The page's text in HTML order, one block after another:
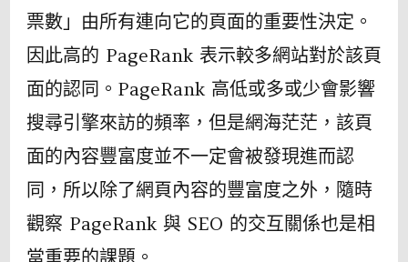
票數」由所有連向它的頁面的重要性決定。
因此高的 PageRank 表示較多網站對於該頁
面的認同。PageRank 高低或多或少會影響
搜尋引擎來訪的頻率，但是網海茫茫，該頁
面的內容豐富度並不一定會被發現進而認
同，所以除了網頁內容的豐富度之外，隨時
觀察 PageRank 與 SEO 的交互關係也是相
當重要的課題。